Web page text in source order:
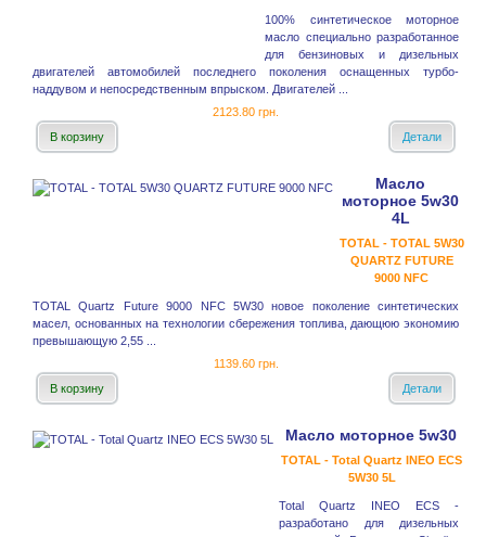
100% синтетическое моторное
масло специально разработанное
для бензиновых и дизельных
двигателей автомобилей последнего поколения оснащенных турбо-
наддувом и непосредственным впрыском. Двигателей ...
2123.80 грн.
В корзину
Детали
Масло
моторное 5w30
4L
TOTAL - TOTAL 5W30
QUARTZ FUTURE
9000 NFC
TOTAL Quartz Future 9000 NFC 5W30 новое поколение синтетических
масел, основанных на технологии сбережения топлива, дающюю экономию
превышающую 2,55 ...
1139.60 грн.
В корзину
Детали
Масло моторное 5w30
TOTAL - Total Quartz INEO ECS
5W30 5L
Total Quartz INEO ECS -
разработано для дизельных